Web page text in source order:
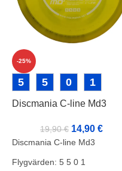
-25%
5 5 0 1
Discmania C-line Md3
19,90€ 14,90 €
Discmania C-line Md3
Flygvärden: 5 5 0 1